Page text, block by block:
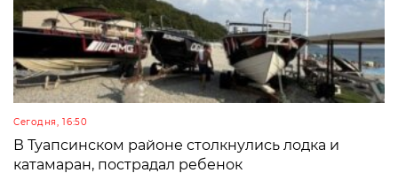
Сегодня, 16:50
В Туапсинском районе столкнулись лодка и
катамаран, пострадал ребенок